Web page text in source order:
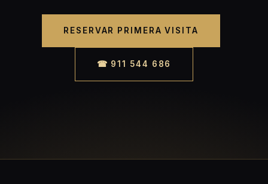
RESERVAR PRIMERA VISITA
☎ 911 544 686